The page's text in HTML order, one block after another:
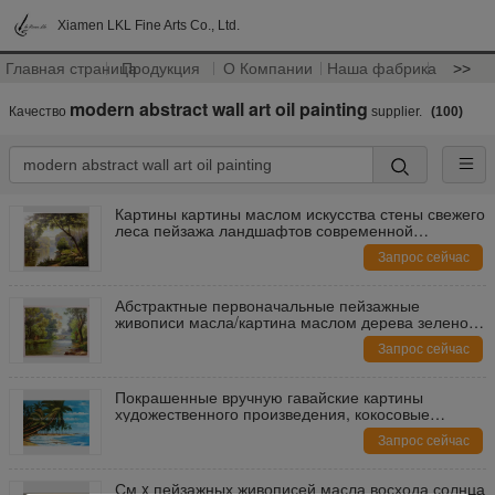
Xiamen LKL Fine Arts Co., Ltd.
Главная страницаПродукция О Компании Наша фабрика >>
Качество modern abstract wall art oil painting supplier. (100)
Картины картины маслом искусства стены свежего
леса пейзажа ландшафтов современной
Запрос сейчас
Абстрактные первоначальные пейзажные
живописи масла/картина маслом дерева зеленого
Запрос сейчас
Покрашенные вручную гавайские картины
художественного произведения, кокосовые
пальмы картина маслом на холсте Запрос сейчас
См x пейзажных живописей масла восхода солнца